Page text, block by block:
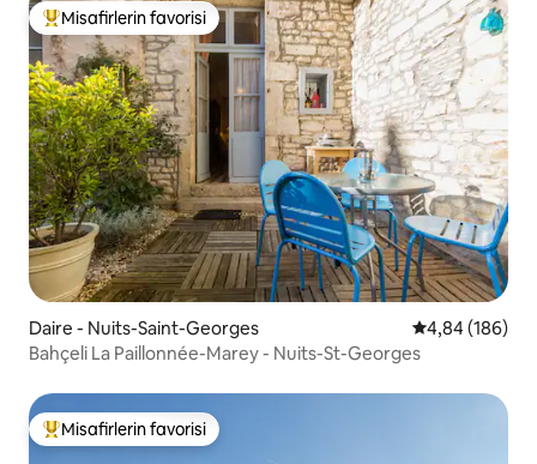
Misafirlerin favorilerinden en beğenilenler arasında
Misafirlerin favorisi
Daire - Nuits-Saint-Georges 5 üzerinden
4,84 (186)
Bahçeli La Paillonnée-Marey - Nuits-St-Georges
Misafirlerin favorilerinden en beğenilenler arasında
Misafirlerin favorisi